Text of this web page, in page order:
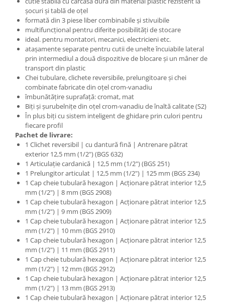
şocuri şi tablă de oţel
formată din 3 piese liber combinabile şi stivuibile
multifuncţional pentru diferite posibilităţi de stocare
ideal. pentru montatori, mecanici, electricieni etc.
ataşamente separate pentru cutii de unelte încuiabile lateral
prin intermediul a două dispozitive de blocare şi un mâner de
transport din plastic
Chei tubulare, clichete reversibile, prelungitoare şi chei
combinate fabricate din oţel crom-vanadiu
îmbunătăţire suprafaţă: cromat, mat
Biţi şi şurubelniţe din oţel crom-vanadiu de înaltă calitate (S2)
În plus biţi cu sistem inteligent de ghidare prin culori pentru
fiecare profil
Pachet de livrare:
1 Clichet reversibil | cu dantură fină | Antrenare pătrat
exterior 12,5 mm (1/2") (BGS 632)
1 Articulaţie cardanică | 12,5 mm (1/2") (BGS 251)
1 Prelungitor articulat | 12,5 mm (1/2") | 125 mm (BGS 234)
1 Cap cheie tubulară hexagon | Acţionare pătrat interior 12,5
mm (1/2") | 8 mm (BGS 2908)
1 Cap cheie tubulară hexagon | Acţionare pătrat interior 12,5
mm (1/2") | 9 mm (BGS 2909)
1 Cap cheie tubulară hexagon | Acţionare pătrat interior 12,5
mm (1/2") | 10 mm (BGS 2910)
1 Cap cheie tubulară hexagon | Acţionare pătrat interior 12,5
mm (1/2") | 11 mm (BGS 2911)
1 Cap cheie tubulară hexagon | Acţionare pătrat interior 12,5
mm (1/2") | 12 mm (BGS 2912)
1 Cap cheie tubulară hexagon | Acţionare pătrat interior 12,5
mm (1/2") | 13 mm (BGS 2913)
1 Cap cheie tubulară hexagon | Acţionare pătrat interior 12,5